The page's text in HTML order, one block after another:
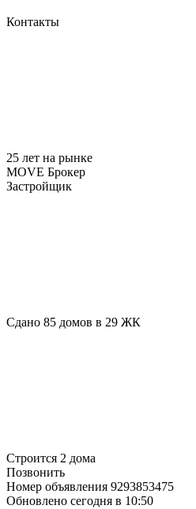
Контакты
25 лет на рынке
MOVE Брокер
Застройщик
Сдано 85 домов в 29 ЖК
Строится 2 дома
Позвонить
Номер объявления 9293853475
Обновлено сегодня в 10:50